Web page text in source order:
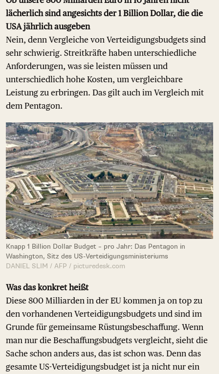
lächerlich sind angesichts der 1 Billion Dollar, die die
USA jährlich ausgeben
Nein, denn Vergleiche von Verteidigungsbudgets sind
sehr schwierig. Streitkräfte haben unterschiedliche
Anforderungen, was sie leisten müssen und
unterschiedlich hohe Kosten, um vergleichbare
Leistung zu erbringen. Das gilt auch im Vergleich mit
dem Pentagon.
Knapp 1 Billion Dollar Budget – pro Jahr: Das Pentagon in
Washington, Sitz des US-Verteidigungsministeriums
DANIEL SLIM / AFP / picturedesk.com
Was das konkret heißt
Diese 800 Milliarden in der EU kommen ja on top zu
den vorhandenen Verteidigungsbudgets und sind im
Grunde für gemeinsame Rüstungsbeschaffung. Wenn
man nur die Beschaffungsbudgets vergleicht, sieht die
Sache schon anders aus, das ist schon was. Denn das
gesamte US-Verteidigungsbudget ist ja nicht nur ein